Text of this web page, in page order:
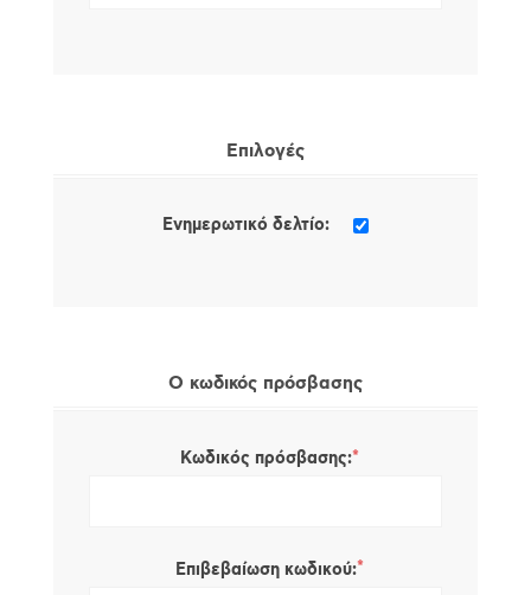
Επιλογές
Ενημερωτικό δελτίο:
Ο κωδικός πρόσβασης
Κωδικός πρόσβασης:*
Επιβεβαίωση κωδικού:*